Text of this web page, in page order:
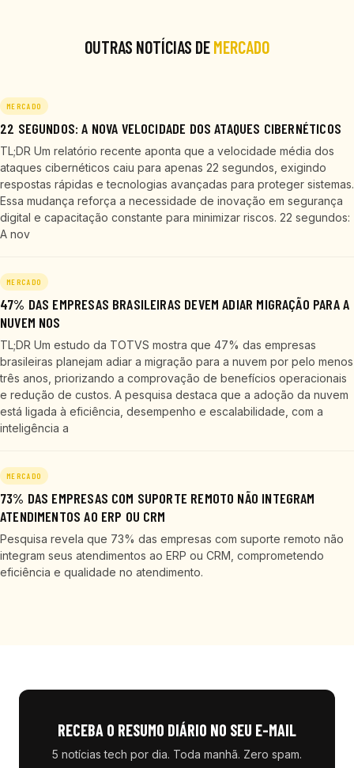
OUTRAS NOTÍCIAS DEMERCADO
MERCADO
22 SEGUNDOS: A NOVA VELOCIDADE DOS ATAQUES CIBERNÉTICOS
TL;DR Um relatório recente aponta que a velocidade média dos
ataques cibernéticos caiu para apenas 22 segundos, exigindo
respostas rápidas e tecnologias avançadas para proteger sistemas.
Essa mudança reforça a necessidade de inovação em segurança
digital e capacitação constante para minimizar riscos. 22 segundos:
A nov
MERCADO
47% DAS EMPRESAS BRASILEIRAS DEVEM ADIAR MIGRAÇÃO PARA A
NUVEM NOS
TL;DR Um estudo da TOTVS mostra que 47% das empresas
brasileiras planejam adiar a migração para a nuvem por pelo menos
três anos, priorizando a comprovação de benefícios operacionais
e redução de custos. A pesquisa destaca que a adoção da nuvem
está ligada à eficiência, desempenho e escalabilidade, com a
inteligência a
MERCADO
73% DAS EMPRESAS COM SUPORTE REMOTO NÃO INTEGRAM
ATENDIMENTOS AO ERP OU CRM
Pesquisa revela que 73% das empresas com suporte remoto não
integram seus atendimentos ao ERP ou CRM, comprometendo
eficiência e qualidade no atendimento.
RECEBA O RESUMO DIÁRIO NO SEU E-MAIL
5 notícias tech por dia. Toda manhã. Zero spam.